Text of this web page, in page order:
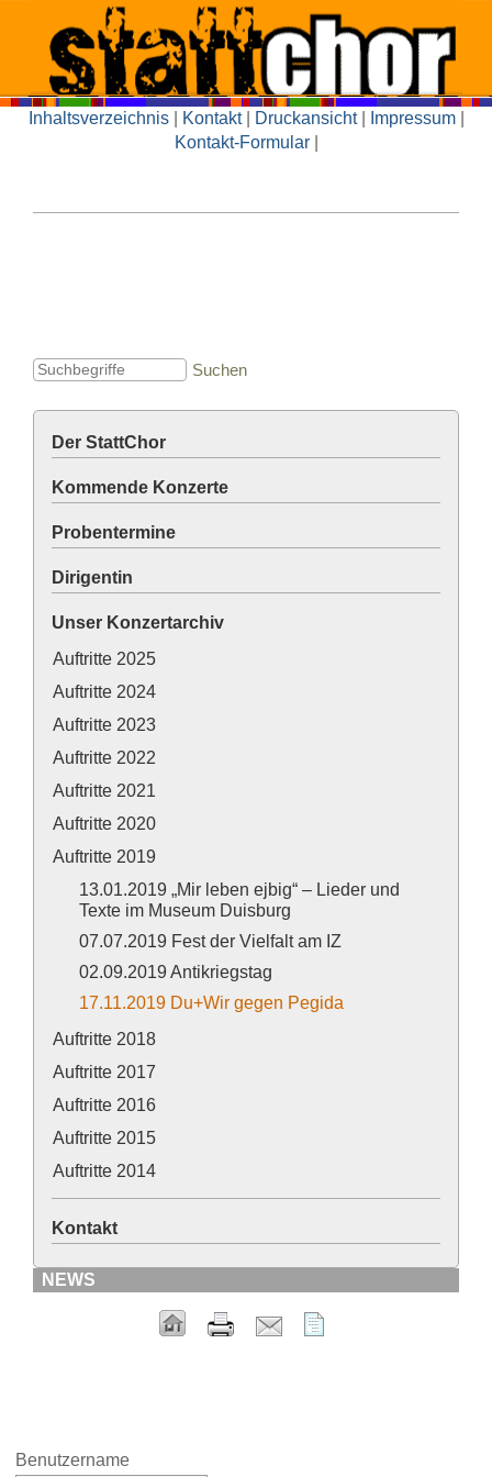
Inhaltsverzeichnis| Kontakt| Druckansicht| Impressum|
Kontakt-Formular|
Der StattChor
Kommende Konzerte
Probentermine
Dirigentin
Unser Konzertarchiv
Auftritte 2025
Auftritte 2024
Auftritte 2023
Auftritte 2022
Auftritte 2021
Auftritte 2020
Auftritte 2019
13.01.2019 „Mir leben ejbig“ – Lieder und
Texte im Museum Duisburg
07.07.2019 Fest der Vielfalt am IZ
02.09.2019 Antikriegstag
17.11.2019 Du+Wir gegen Pegida
Auftritte 2018
Auftritte 2017
Auftritte 2016
Auftritte 2015
Auftritte 2014
Kontakt
NEWS
Benutzername